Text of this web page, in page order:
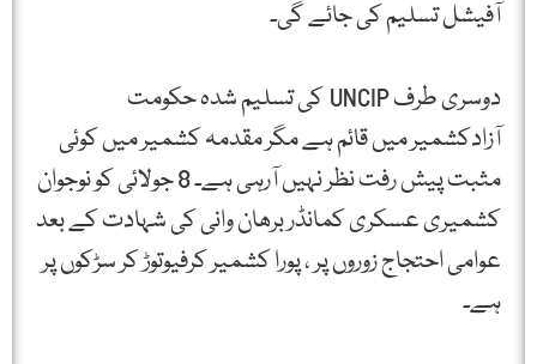
آفیشل تسلیم کی جائے گی۔
دوسری طرف UNCIP کی تسلیم شدہ حکومت
آزادکشمیر میں قائم ہے مگر مقدمہ کشمیر میں کوئی
مثبت پیش رفت نظر نہیں آرہی ہے۔ 8 جولائی کو نوجوان
کشمیری عسکری کمانڈر برھان وانی کی شہادت کے بعد
عوامی احتجاج زوروں پر ، پورا کشمیر کرفیوتوڑ کر سڑکوں پر
ہے۔